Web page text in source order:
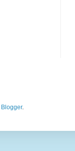
Blogger.